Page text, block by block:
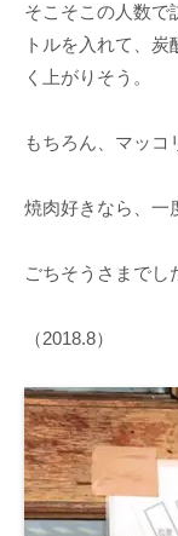
そこそこの人数で
トルを入れて、
く上がりそう。
もちろん、マッコ
焼肉好きなら、一
ごちそうさまでし
（2018.8）